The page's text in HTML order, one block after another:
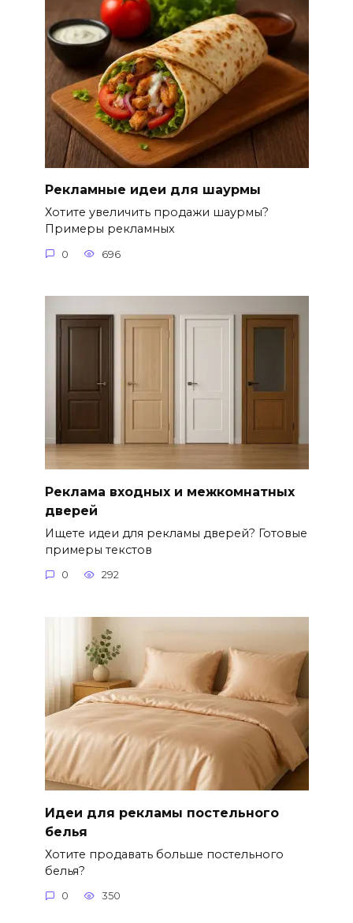
Рекламные идеи для шаурмы
Хотите увеличить продажи шаурмы?
Примеры рекламных
0 696
Реклама входных и межкомнатных
дверей
Ищете идеи для рекламы дверей? Готовые
примеры текстов
0 292
Идеи для рекламы постельного
белья
Хотите продавать больше постельного
белья?
0 350